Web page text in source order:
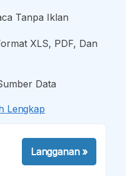
Tanpa Iklan
XLS, PDF, Dan
Data
Lengkap
Langganan»